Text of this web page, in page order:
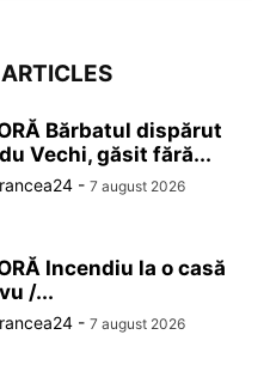
Bărbatul dispărut
Vechi, găsit fără...
- 7 august 2026
Incendiu la o casă
/...
- 7 august 2026